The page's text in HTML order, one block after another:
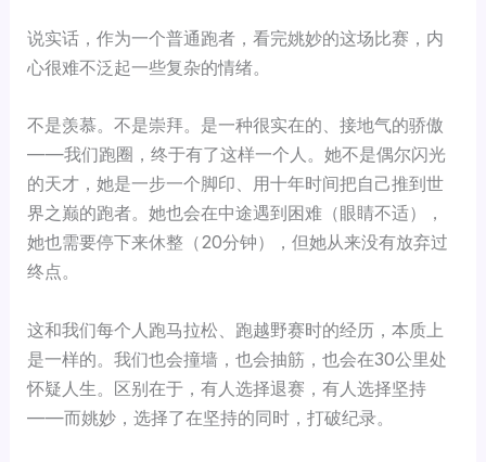
说实话，作为一个普通跑者，看完姚妙的这场比赛，内
心很难不泛起一些复杂的情绪。
不是羡慕。不是崇拜。是一种很实在的、接地气的骄傲
——我们跑圈，终于有了这样一个人。她不是偶尔闪光
的天才，她是一步一个脚印、用十年时间把自己推到世
界之巅的跑者。她也会在中途遇到困难（眼睛不适），
她也需要停下来休整（20分钟），但她从来没有放弃过
终点。
这和我们每个人跑马拉松、跑越野赛时的经历，本质上
是一样的。我们也会撞墙，也会抽筋，也会在30公里处
怀疑人生。区别在于，有人选择退赛，有人选择坚持
——而姚妙，选择了在坚持的同时，打破纪录。